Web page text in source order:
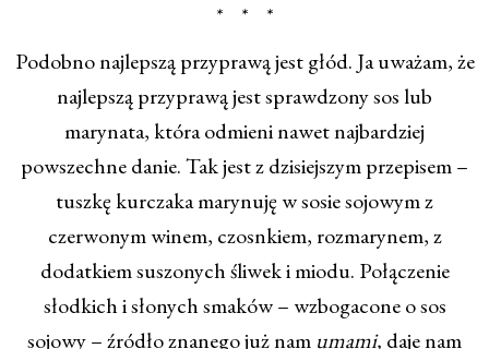
* * *
Podobno najlepszą przyprawą jest głód. Ja uważam, że
najlepszą przyprawą jest sprawdzony sos lub
marynata, która odmieni nawet najbardziej
powszechne danie. Tak jest z dzisiejszym przepisem –
tuszkę kurczaka marynuję w sosie sojowym z
czerwonym winem, czosnkiem, rozmarynem, z
dodatkiem suszonych śliwek i miodu. Połączenie
słodkich i słonych smaków – wzbogacone o sos
sojowy – źródło znanego już nam umami, daje nam